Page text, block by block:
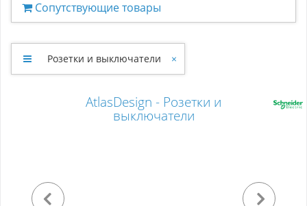
Сопутствующие товары
Розетки и выключатели ×
AtlasDesign - Розетки и
выключатели